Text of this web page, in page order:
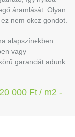
áramlását. Olyan
nem okoz gondot.
alapszínekben
vagy
garanciát adunk
000 Ft / m2 -